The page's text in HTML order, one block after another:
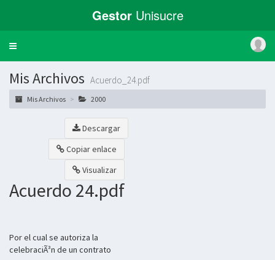
Gestor Unisucre
Toggle
Mis Archivos Acuerdo_24.pdf
Mis Archivos 2000
Descargar
Copiar enlace
Visualizar
Acuerdo 24.pdf
Por el cual se autoriza la
celebraciÃ³n de un contrato